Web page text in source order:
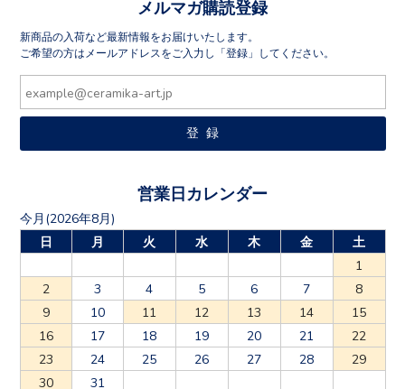
メルマガ購読登録
新商品の入荷など最新情報をお届けいたします。
ご希望の方はメールアドレスをご入力し「登録」してください。
営業日カレンダー
今月(2026年8月)
日
月 火 水 木 金
土
1
2
3 4 5 6 7
8
9
10 11 12 13 14
15
16
17 18 19 20 21
22
23
24 25 26 27 28
29
30
31